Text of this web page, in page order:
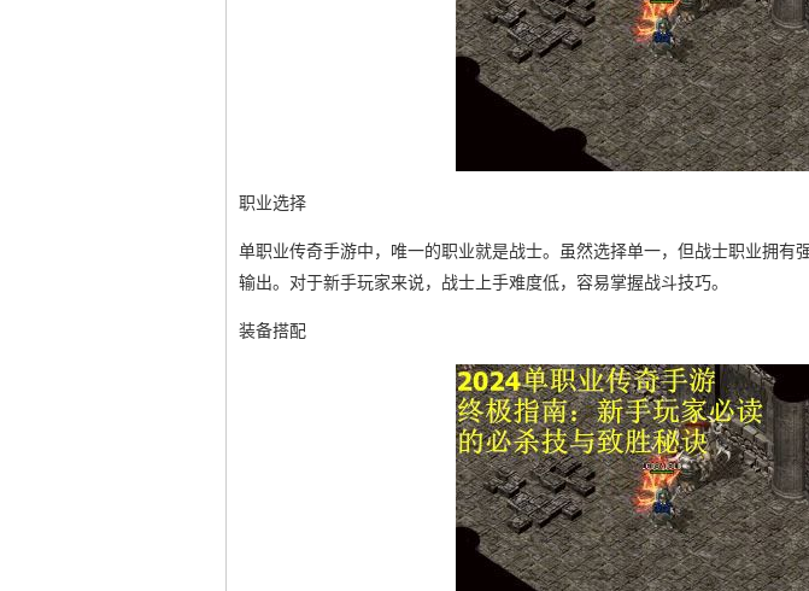
职业选择
单职业传奇手游中，唯一的职业就是战士。虽然选择单一，但战士职业拥有
输出。对于新手玩家来说，战士上手难度低，容易掌握战斗技巧。
装备搭配